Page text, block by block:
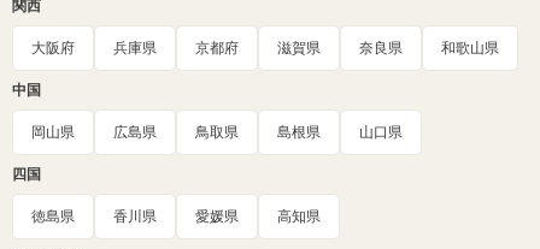
関西
大阪府 兵庫県 京都府 滋賀県 奈良県 和歌山県
中国
岡山県 広島県 鳥取県 島根県 山口県
四国
徳島県 香川県 愛媛県 高知県